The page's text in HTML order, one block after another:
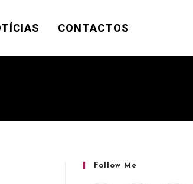
CONTACTOS
Follow Me